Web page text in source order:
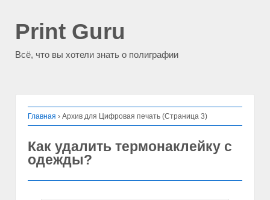
Print Guru
Всё, что вы хотели знать о полиграфии
Главная › Архив для Цифровая печать (Страница 3)
Как удалить термонаклейку с
одежды?